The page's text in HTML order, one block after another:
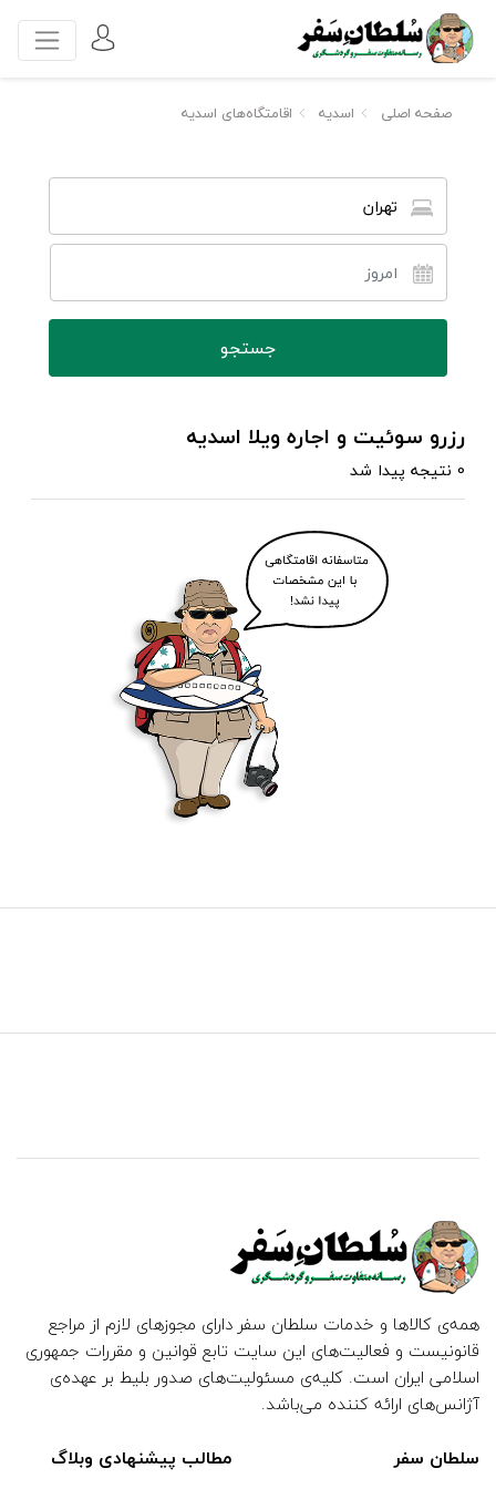
صفحه اصلی اسدیه اقامتگاه‌های اسدیه
تهران
رزرو سوئیت و اجاره ویلا اسدیه
0 نتیجه پیدا شد
همه‌ی کالاها و خدمات سلطان سفر دارای مجوزهای لازم از مراجع
قانونیست و فعالیت‌های این سایت تابع قوانین و مقررات جمهوری
اسلامی ایران است. کلیه‌ی مسئولیت‌های صدور بلیط بر عهده‌ی
آژانس‌های ارائه کننده می‌باشد.
سلطان سفر مطالب پیشنهادی وبلاگ